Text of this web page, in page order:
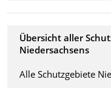
Übersicht aller
Niedersachsens
Alle Schutzgebiete